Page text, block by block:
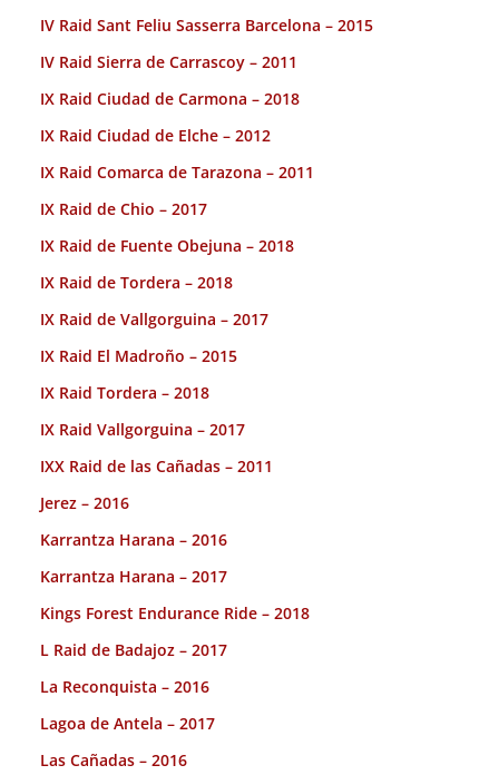
IV Raid Sant Feliu Sasserra Barcelona – 2015
IV Raid Sierra de Carrascoy – 2011
IX Raid Ciudad de Carmona – 2018
IX Raid Ciudad de Elche – 2012
IX Raid Comarca de Tarazona – 2011
IX Raid de Chio – 2017
IX Raid de Fuente Obejuna – 2018
IX Raid de Tordera – 2018
IX Raid de Vallgorguina – 2017
IX Raid El Madroño – 2015
IX Raid Tordera – 2018
IX Raid Vallgorguina – 2017
IXX Raid de las Cañadas – 2011
Jerez – 2016
Karrantza Harana – 2016
Karrantza Harana – 2017
Kings Forest Endurance Ride – 2018
L Raid de Badajoz – 2017
La Reconquista – 2016
Lagoa de Antela – 2017
Las Cañadas – 2016